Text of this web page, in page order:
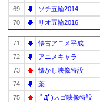
69
ソチ五輪2014
70
リオ五輪2016
71 懐古アニメ平成
72
アニメキャラ
73
懐かし映像特設
74
薬
75
;ﾟДﾟ)スゴ映像特設